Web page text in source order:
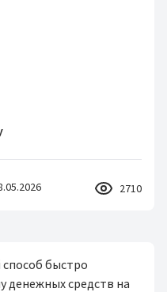
2710
быстро
денежных средств на